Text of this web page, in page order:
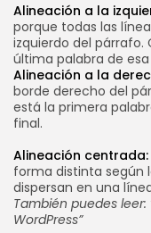
Alineación a la
porque todas las
izquierdo del párrafo.
última palabra de esa
Alineación a la
borde derecho del
está la primera
final.
Alineación centrada:
forma distinta según
dispersan en una
También puedes leer:
WordPress”